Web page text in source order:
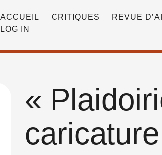
ACCUEIL CRITIQUES REVUE
LOG IN
«